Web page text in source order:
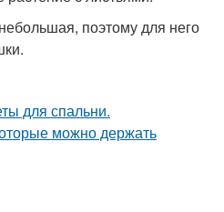
поэтому для него